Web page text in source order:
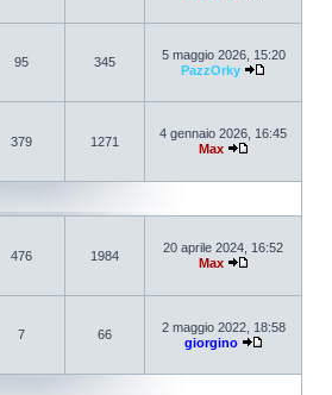
95 345
5 maggio 2026, 15:20
PazzOrky
379 1271
4 gennaio 2026, 16:45
Max
476 1984
20 aprile 2024, 16:52
Max
7 66
2 maggio 2022, 18:58
giorgino